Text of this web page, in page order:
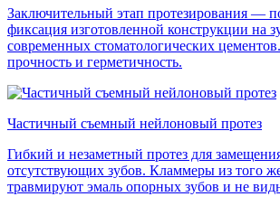
Заключительный этап протезирования —
фиксация изготовленной конструкции на
современных стоматологических
прочность и герметичность.
Частичный съемный нейлоновый протез
Гибкий и незаметный протез для
отсутствующих зубов. Кламмеры из того
травмируют эмаль опорных зубов и не